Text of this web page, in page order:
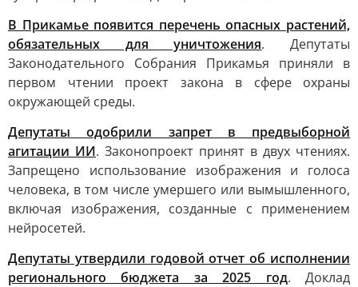
В Прикамье появится перечень опасных растений,
обязательных для уничтожения. Депутаты
Законодательного Собрания Прикамья приняли в
первом чтении проект закона в сфере охраны
окружающей среды.
Депутаты одобрили запрет в предвыборной
агитации ИИ. Законопроект принят в двух чтениях.
Запрещено использование изображения и голоса
человека, в том числе умершего или вымышленного,
включая изображения, созданные с применением
нейросетей.
Депутаты утвердили годовой отчет об исполнении
регионального бюджета за 2025 год. Доклад